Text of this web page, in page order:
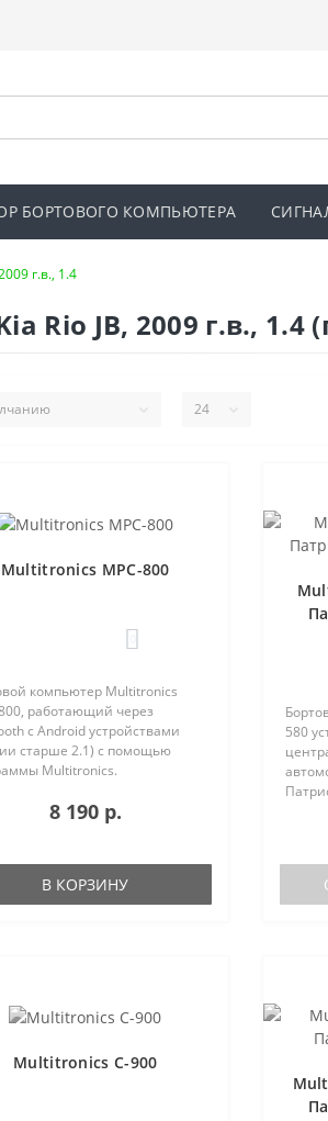
БОРТОВОГО КОМПЬЮТЕРА
г.в., 1.4
Rio JB, 2009 г.в., 1.4
Multitronics MPC-800
компьютер Multitronics
работающий через
с Android устройствами
старше 2.1) с помощью
Multitronics.
с диагностическими
Автономная работа..
8 190 р.
В КОРЗИНУ
580
Multitronics C-900